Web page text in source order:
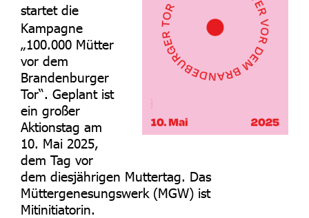
startetdie
Kampagne
„100.000 Mütter
vor dem
Brandenburger
Tor“. Geplant ist
ein großer
Aktionstag am
10. Mai 2025,
dem Tag vor
dem diesjährigen Muttertag. Das
Müttergenesungswerk (MGW) ist
Mitinitiatorin.